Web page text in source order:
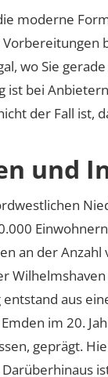
moderne
wo Sie
ist bei
der Fall ist,
und
an der
aus
im 20.
geprägt.